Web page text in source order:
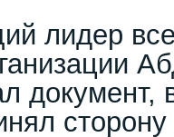
лидер
документ,